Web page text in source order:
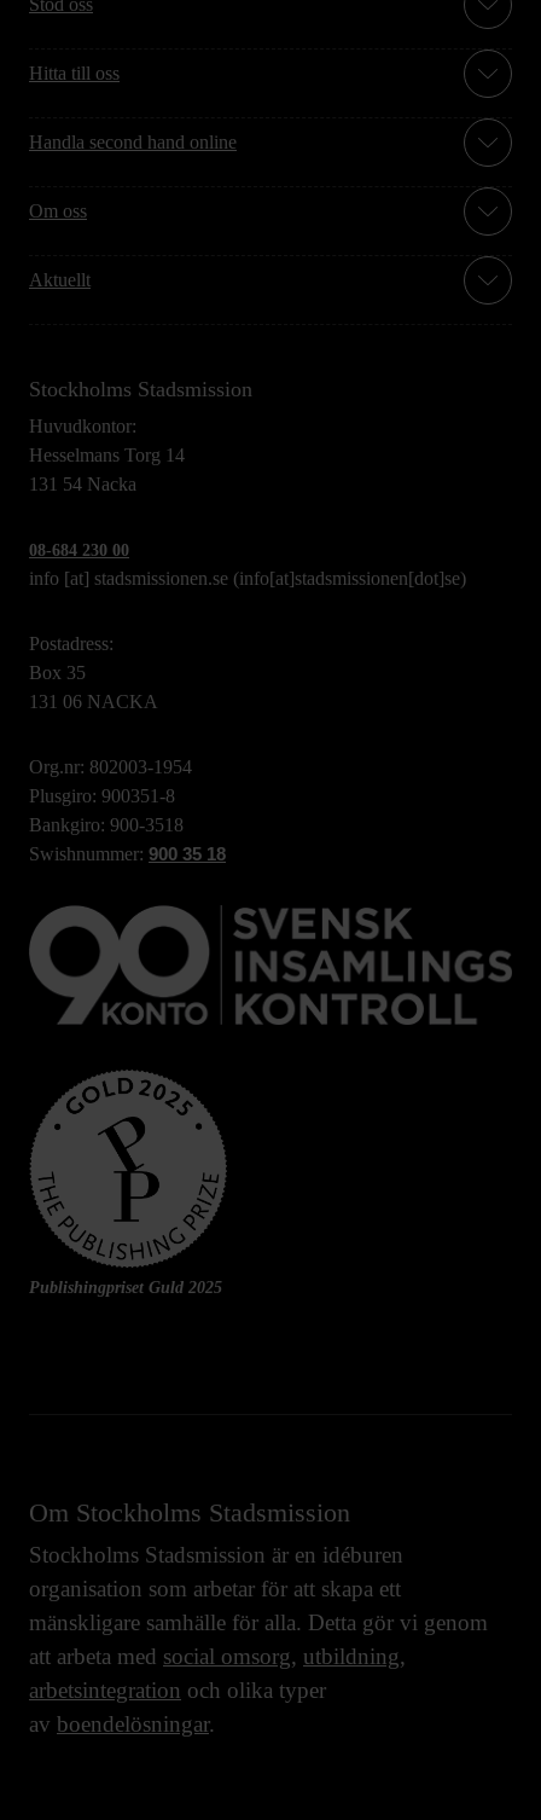
Stöd oss
Hitta till oss
Handla second hand online
Om oss
Aktuellt
Stockholms Stadsmission
Huvudkontor:
Hesselmans Torg 14
131 54 Nacka
08-684 230 00
info [at] stadsmissionen.se (info[at]stadsmissionen[dot]se)
Postadress:
Box 35
131 06 NACKA
Org.nr: 802003-1954
Plusgiro: 900351-8
Bankgiro: 900-3518
Swishnummer: 900 35 18
Publishingpriset Guld 2025
Om Stockholms Stadsmission
Stockholms Stadsmission är en idéburen
organisation som arbetar för att skapa ett
mänskligare samhälle för alla. Detta gör vi genom
att arbeta med social omsorg, utbildning,
arbetsintegration och olika typer
av boendelösningar.